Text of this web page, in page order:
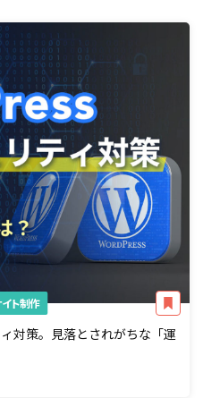
イト制作
対策。見落とされがちな「運